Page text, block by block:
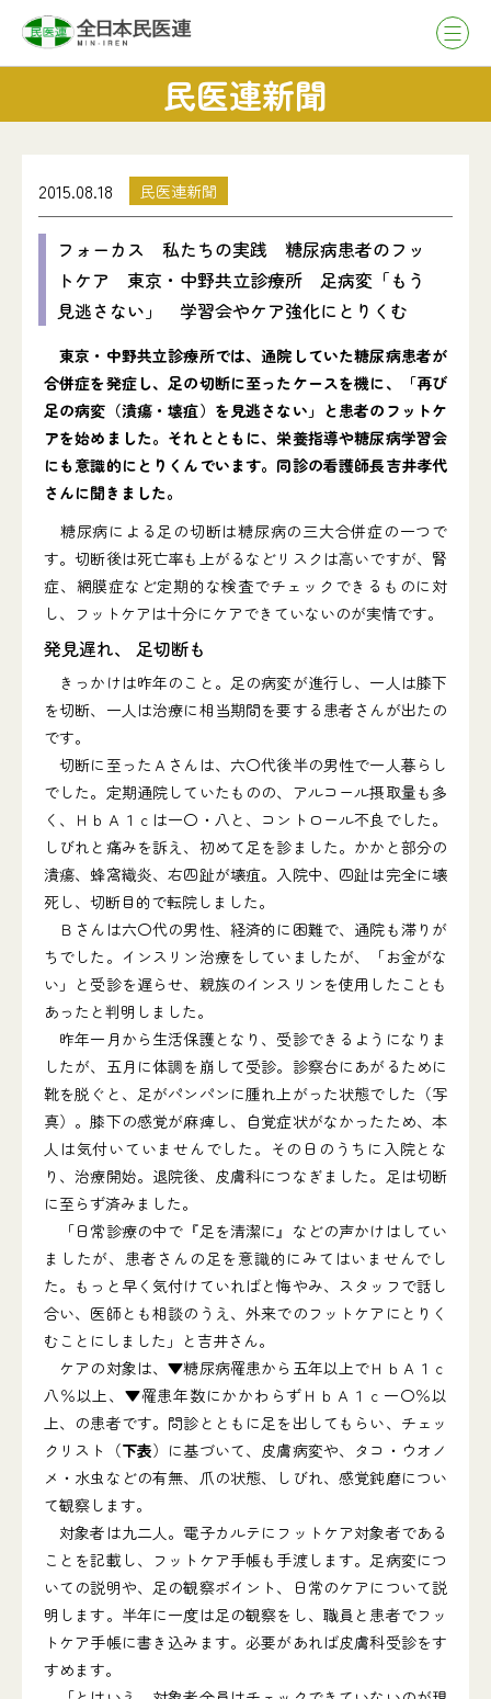
民医連新聞
2015.08.18 民医連新聞
フォーカス 私たちの実践 糖尿病患者のフッ
トケア 東京・中野共立診療所 足病変「もう
見逃さない」 学習会やケア強化にとりくむ
東京・中野共立診療所では、通院していた糖尿病患者が
合併症を発症し、足の切断に至ったケースを機に、「再び
足の病変（潰瘍・壊疽）を見逃さない」と患者のフットケ
アを始めました。それとともに、栄養指導や糖尿病学習会
にも意識的にとりくんでいます。同診の看護師長吉井孝代
さんに聞きました。
糖尿病による足の切断は糖尿病の三大合併症の一つで
す。切断後は死亡率も上がるなどリスクは高いですが、腎
症、網膜症など定期的な検査でチェックできるものに対
し、フットケアは十分にケアできていないのが実情です。
発見遅れ、 足切断も
きっかけは昨年のこと。足の病変が進行し、一人は膝下
を切断、一人は治療に相当期間を要する患者さんが出たの
です。
切断に至ったＡさんは、六〇代後半の男性で一人暮らし
でした。定期通院していたものの、アルコール摂取量も多
く、ＨｂＡ１ｃは一〇・八と、コントロール不良でした。
しびれと痛みを訴え、初めて足を診ました。かかと部分の
潰瘍、蜂窩織炎、右四趾が壊疽。入院中、四趾は完全に壊
死し、切断目的で転院しました。
Ｂさんは六〇代の男性、経済的に困難で、通院も滞りが
ちでした。インスリン治療をしていましたが、「お金がな
い」と受診を遅らせ、親族のインスリンを使用したことも
あったと判明しました。
昨年一月から生活保護となり、受診できるようになりま
したが、五月に体調を崩して受診。診察台にあがるために
靴を脱ぐと、足がパンパンに腫れ上がった状態でした（写
真）。膝下の感覚が麻痺し、自覚症状がなかったため、本
人は気付いていませんでした。その日のうちに入院とな
り、治療開始。退院後、皮膚科につなぎました。足は切断
に至らず済みました。
「日常診療の中で『足を清潔に』などの声かけはしてい
ましたが、患者さんの足を意識的にみてはいませんでし
た。もっと早く気付けていればと悔やみ、スタッフで話し
合い、医師とも相談のうえ、外来でのフットケアにとりく
むことにしました」と吉井さん。
ケアの対象は、▼糖尿病罹患から五年以上でＨｂＡ１ｃ
八％以上、▼罹患年数にかかわらずＨｂＡ１ｃ一〇％以
上、の患者です。問診とともに足を出してもらい、チェッ
クリスト（下表）に基づいて、皮膚病変や、タコ・ウオノ
メ・水虫などの有無、爪の状態、しびれ、感覚鈍磨につい
て観察します。
対象者は九二人。電子カルテにフットケア対象者である
ことを記載し、フットケア手帳も手渡します。足病変につ
いての説明や、足の観察ポイント、日常のケアについて説
明します。半年に一度は足の観察をし、職員と患者でフッ
トケア手帳に書き込みます。必要があれば皮膚科受診をす
すめます。